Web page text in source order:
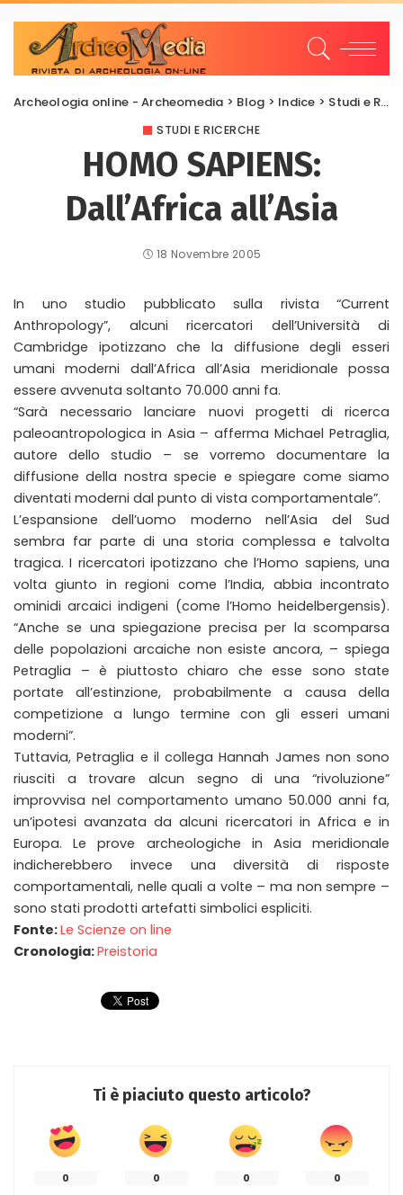
Archeologia online - Archeomedia > Blog > Indice > Studi e Ricerche
STUDI E RICERCHE
HOMO SAPIENS:
Dall’Africa all’Asia
18 Novembre 2005
In uno studio pubblicato sulla rivista “Current
Anthropology”, alcuni ricercatori dell’Università di
Cambridge ipotizzano che la diffusione degli esseri
umani moderni dall’Africa all’Asia meridionale possa
essere avvenuta soltanto 70.000 anni fa.
“Sarà necessario lanciare nuovi progetti di ricerca
paleoantropologica in Asia – afferma Michael Petraglia,
autore dello studio – se vorremo documentare la
diffusione della nostra specie e spiegare come siamo
diventati moderni dal punto di vista comportamentale”.
L’espansione dell’uomo moderno nell’Asia del Sud
sembra far parte di una storia complessa e talvolta
tragica. I ricercatori ipotizzano che l’Homo sapiens, una
volta giunto in regioni come l’India, abbia incontrato
ominidi arcaici indigeni (come l’Homo heidelbergensis).
“Anche se una spiegazione precisa per la scomparsa
delle popolazioni arcaiche non esiste ancora, – spiega
Petraglia – è piuttosto chiaro che esse sono state
portate all’estinzione, probabilmente a causa della
competizione a lungo termine con gli esseri umani
moderni”.
Tuttavia, Petraglia e il collega Hannah James non sono
riusciti a trovare alcun segno di una “rivoluzione”
improvvisa nel comportamento umano 50.000 anni fa,
un’ipotesi avanzata da alcuni ricercatori in Africa e in
Europa. Le prove archeologiche in Asia meridionale
indicherebbero invece una diversità di risposte
comportamentali, nelle quali a volte – ma non sempre –
sono stati prodotti artefatti simbolici espliciti.
Fonte:Le Scienze on line
Cronologia:Preistoria
Ti è piaciuto questo articolo?
0 0 0 0